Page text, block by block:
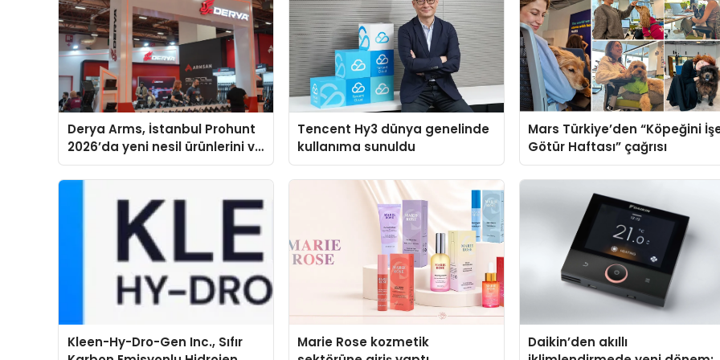
Derya Arms, İstanbul Prohunt
2026’da yeni nesil ürünlerini ve
global marka vizyonunu
sergiledi
Tencent Hy3 dünya genelinde
kullanıma sunuldu
Mars Türkiye’den “Köpeğini
Götür Haftası” çağrısı
Kleen-Hy-Dro-Gen Inc., Sıfır
Marie Rose kozmetik
Daikin’den akıllı